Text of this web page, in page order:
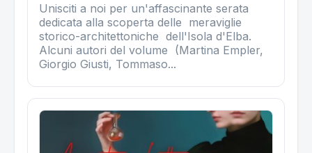
Unisciti a noi per un'affascinante serata
dedicata alla scoperta delle meraviglie
storico-architettoniche dell'Isola d'Elba.
Alcuni autori del volume (Martina Empler,
Giorgio Giusti, Tommaso...